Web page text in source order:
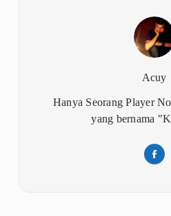
Acuy
Hanya Seorang Player
yang bernama